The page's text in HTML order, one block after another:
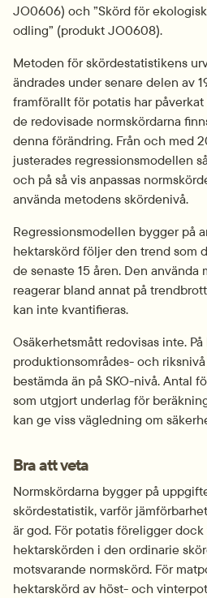
JO0606) och ”Skörd för
odling” (produkt JO0608).
Metoden för skördestatistikens
ändrades under senare delen av
framförallt för potatis har
de redovisade normskördarna
denna förändring. Från och med
justerades regressionsmodellen
och på så vis anpassas
använda metodens skördenivå.
Regressionsmodellen bygger på
hektarskörd följer den trend som
de senaste 15 åren. Den
reagerar bland annat på
kan inte kvantifieras.
Osäkerhetsmått redovisas inte. På
produktionsområdes- och
bestämda än på SKO-nivå. Antal
som utgjort underlag för
kan ge viss vägledning om
Bra att veta
Normskördarna bygger på
skördestatistik, varför
är god. För potatis föreligger
hektarskörden i den ordinarie
motsvarande normskörd. För
hektarskörd av höst- och